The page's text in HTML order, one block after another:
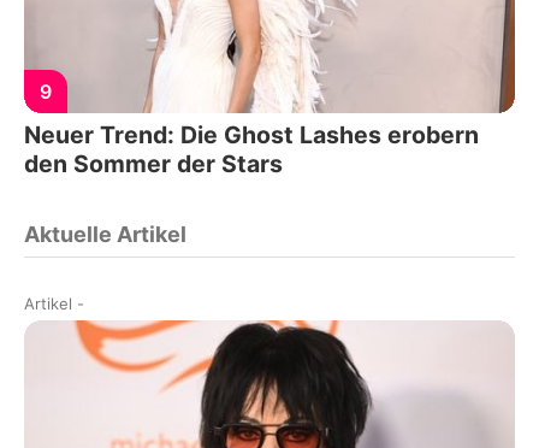
9
Neuer Trend: Die Ghost Lashes erobern
den Sommer der Stars
Aktuelle Artikel
Artikel -